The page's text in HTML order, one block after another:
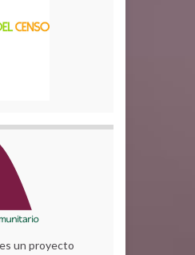
un proyecto